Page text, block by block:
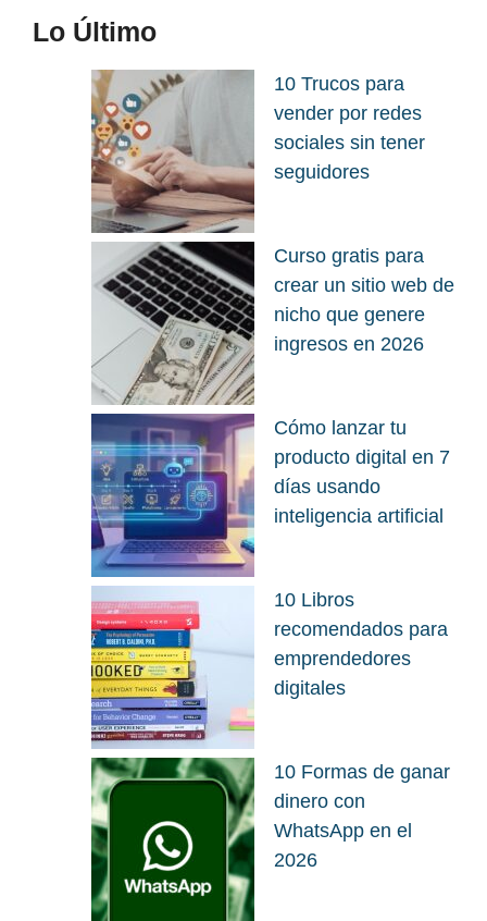
Lo Último
10 Trucos para
vender por redes
sociales sin tener
seguidores
Curso gratis para
crear un sitio web de
nicho que genere
ingresos en 2026
Cómo lanzar tu
producto digital en 7
días usando
inteligencia artificial
10 Libros
recomendados para
emprendedores
digitales
10 Formas de ganar
dinero con
WhatsApp en el
2026